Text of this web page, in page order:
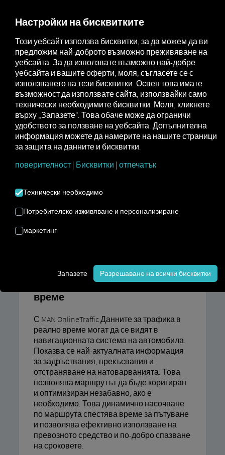
Marketplace
MAN
DigitalServices
MAN
Now
MAN
OnlineTraffic
Първоначалното активиране на MAN
OnlineTraffic Безплатно е за всяко
превозно средство.
Регистрирайте се и резервирайте сега
MAN
ONLINETRAFFIC
Данни за трафика в реално
време
С MAN OnlineTraffic Данните за трафика в
реално време могат да се видят в
навигационната система на автомобила.
Показва се най-актуалната информация
за задръствания, прекъсвания и
отстраняване на натоварванията. Това
позволява маршрутът да бъде коригиран
и оптимизиран незабавно, ако е
необходимо. Това динамично насочване
по маршрута спестява време за пътуване
и позволява ефективно използване на
превозното средство и по-добро спазване
на сроковете.
Настройки на бисквитките
Този уебсайт използва бисквитки, за да можем да ви
предложим най-доброто възможно преживяване на
уебсайта. За да използвате възможно най-добре
уебсайта и вашите оферти, моля, съгласете се с
използването на тези бисквитки. Освен това имате
възможност да използвате сайта, използвайки само
технически необходимите бисквитки. Моля, кликнете
върху „Запазете“. Това обаче може да ограничи
удобството за ползване на уебсайта. Допълнителна
информация можете да намерите на нашите страници
за защита на данните и бисквитки.
поверителност | Бисквитки | отпечатък
Технически необходимо
Потребителско изживяване и персонализиране
маркетинг
Запазете Разрешаване на всички бисквитки